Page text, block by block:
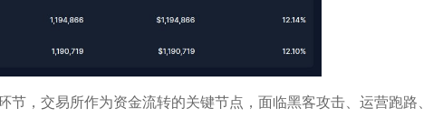
节，交易所作为资金流转的关键节点，面临黑客攻击、运营跑路、